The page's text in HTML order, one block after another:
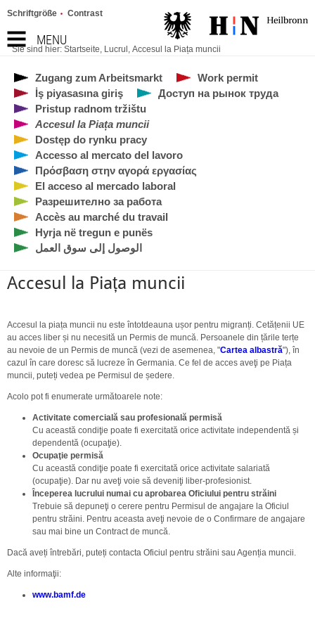
MENU
Schriftgröße Contrast
Sie sind hier: Startseite, Lucrul , Accesul la Piața muncii
Zugang zum Arbeitsmarkt
Work permit
İş piyasasına giriş
Доступ на рынок труда
Pristup radnom tržištu
Accesul la Piața muncii
Dostęp do rynku pracy
Accesso al mercato del lavoro
Πρόσβαση στην αγορά εργασίας
El acceso al mercado laboral
Разрешително за работа
Accès au marché du travail
Hyrja në tregun e punës
الوصول إلى سوق العمل
Accesul la Piața muncii
Accesul la piața muncii nu este întotdeauna ușor pentru migranți. Cetățenii UE
au acces liber și nu necesită un Permis de muncă. Persoanele din țările terțe
au nevoie de un Permis de muncă (vezi de asemenea, "Cartea albastră"), în
cazul în care doresc să lucreze în Germania. Ce fel de acces aveţi pe Piața
muncii, puteți vedea pe Permisul de ședere.
Acolo pot fi enumerate următoarele note:
Activitate comercială sau profesională permisă
Cu această condiţie poate fi exercitată orice activitate independentă și
dependentă (ocupaţie).
Ocupaţie permisă
Cu această condiţie poate fi exercitată orice activitate salariată
(ocupaţie). Dar nu aveţi voie să deveniţi liber-profesionist.
Începerea lucrului numai cu aprobarea Oficiului pentru străini
Trebuie să depuneţi o cerere pentru Permisul de angajare la Oficiul
pentru străini. Pentru aceasta aveţi nevoie de o Confirmare de angajare
sau mai bine un Contract de muncă.
Dacă aveți întrebări, puteți contacta Oficiul pentru străini sau Agenția muncii.
Alte informaţii:
www.bamf.de